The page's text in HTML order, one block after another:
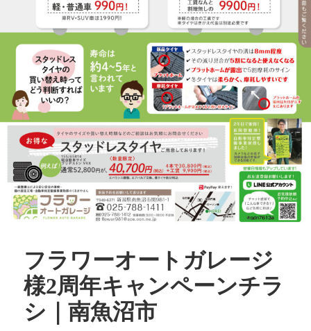
フラワーオートガレージ
様2周年キャンペーンチラ
シ｜南魚沼市